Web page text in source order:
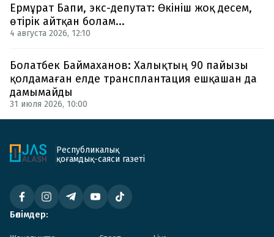
Ермұрат Бапи, экс-депутат: Өкініш жоқ десем,
өтірік айтқан болам...
4 августа 2026, 12:10
Болатбек Баймаханов: Халықтың 90 пайызы
қолдамаған елде трансплантация ешқашан да
дамымайды
31 июля 2026, 10:00
Республикалық
қоғамдық-саяси газеті
Бөлімдер: